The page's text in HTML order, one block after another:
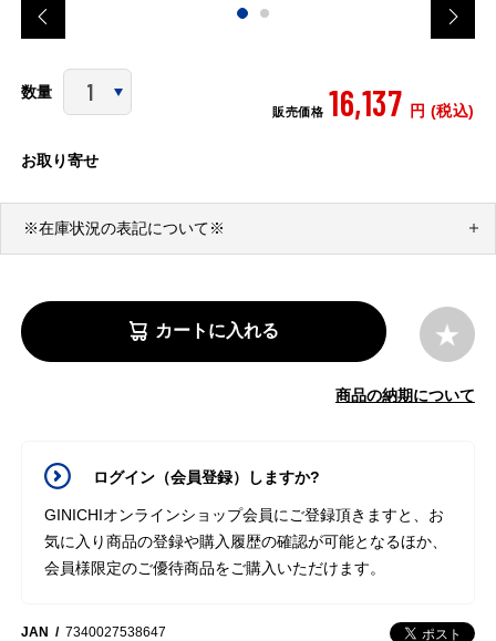
数量
販売価格 16,137 円 (税込)
お取り寄せ
※在庫状況の表記について※
カートに入れる
商品の納期について
ログイン（会員登録）しますか?
GINICHIオンラインショップ会員にご登録頂きますと、お
気に入り商品の登録や購入履歴の確認が可能となるほか、
会員様限定のご優待商品をご購入いただけます。
JAN
7340027538647